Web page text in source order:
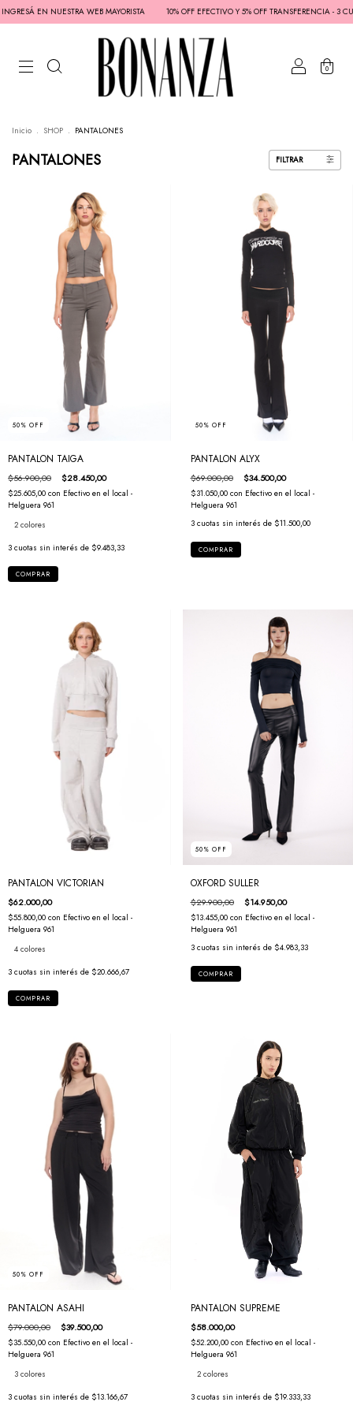
EN NUESTRA WEB MAYORISTA 10% OFF EFECTIVO Y 5% OFF TRANSFERENCIA - 3
0
Inicio . SHOP . PANTALONES
PANTALONES FILTRAR
50% OFF
PANTALON TAIGA
$56.900,00 $28.450,00
$25.605,00 con Efectivo en el local -
Helguera 961
2 colores
3 cuotas sin interés de $9.483,33
COMPRAR
50% OFF
PANTALON ALYX
$69.000,00 $34.500,00
$31.050,00 con Efectivo en el local -
Helguera 961
3 cuotas sin interés de $11.500,00
COMPRAR
PANTALON VICTORIAN
$62.000,00
$55.800,00 con Efectivo en el local -
Helguera 961
4 colores
3 cuotas sin interés de $20.666,67
COMPRAR
50% OFF
OXFORD SULLER
$29.900,00 $14.950,00
$13.455,00 con Efectivo en el local -
Helguera 961
3 cuotas sin interés de $4.983,33
COMPRAR
50% OFF
PANTALON ASAHI
$79.000,00 $39.500,00
$35.550,00 con Efectivo en el local -
Helguera 961
3 colores
3 cuotas sin interés de $13.166,67
PANTALON SUPREME
$58.000,00
$52.200,00 con Efectivo en el local -
Helguera 961
2 colores
3 cuotas sin interés de $19.333,33